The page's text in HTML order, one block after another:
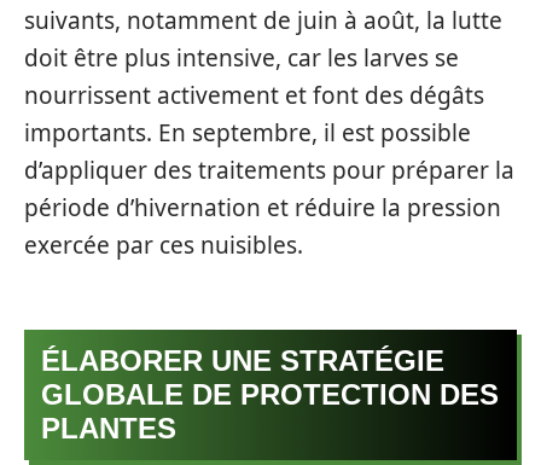
suivants, notamment de juin à août, la lutte
doit être plus intensive, car les larves se
nourrissent activement et font des dégâts
importants. En septembre, il est possible
d’appliquer des traitements pour préparer la
période d’hivernation et réduire la pression
exercée par ces nuisibles.
ÉLABORER UNE STRATÉGIE
GLOBALE DE PROTECTION DES
PLANTES